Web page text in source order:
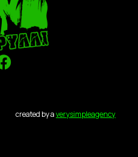
created by averysimpleagency